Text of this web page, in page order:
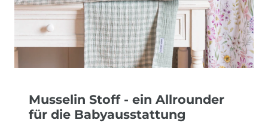
Musselin Stoff - ein Allrounder
für die Babyausstattung